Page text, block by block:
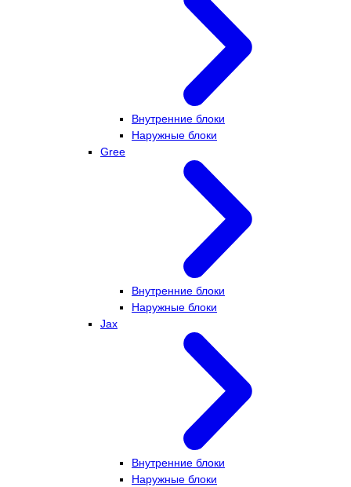
Внутренние блоки
Наружные блоки
Gree
Внутренние блоки
Наружные блоки
Jax
Внутренние блоки
Наружные блоки